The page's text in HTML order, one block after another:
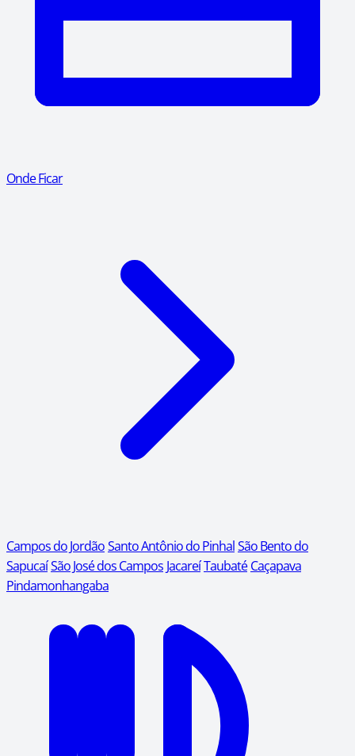
Onde Ficar
Campos do JordãoSanto Antônio do PinhalSão Bento do
SapucaíSão José dos Campos JacareíTaubaté Caçapava
Pindamonhangaba